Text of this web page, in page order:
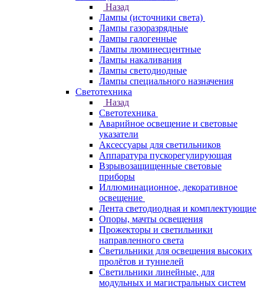
Назад
Лампы (источники света)
Лампы газоразрядные
Лампы галогенные
Лампы люминесцентные
Лампы накаливания
Лампы светодиодные
Лампы специального назначения
Светотехника
Назад
Светотехника
Аварийное освещение и световые
указатели
Аксессуары для светильников
Аппаратура пускорегулирующая
Взрывозащищенные световые
приборы
Иллюминационное, декоративное
освещение
Лента светодиодная и комплектующие
Опоры, мачты освещения
Прожекторы и светильники
направленного света
Светильники для освещения высоких
пролётов и туннелей
Светильники линейные, для
модульных и магистральных систем